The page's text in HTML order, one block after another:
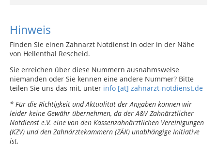
Hinweis
Finden Sie einen Zahnarzt Notdienst in oder in der Nähe
von Hellenthal Rescheid.
Sie erreichen über diese Nummern ausnahmsweise
niemanden oder Sie kennen eine andere Nummer? Bitte
teilen Sie uns das mit, unter info [at] zahnarzt-notdienst.de
* Für die Richtigkeit und Aktualität der Angaben können wir
leider keine Gewähr übernehmen, da der A&V Zahnärztlicher
Notdienst e.V. eine von den Kassenzahnärztlichen Vereinigungen
(KZV) und den Zahnärztekammern (ZÄK) unabhängige Initiative
ist.